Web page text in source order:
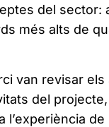
del sector:
més alts de
van revisar
del
l’experiència